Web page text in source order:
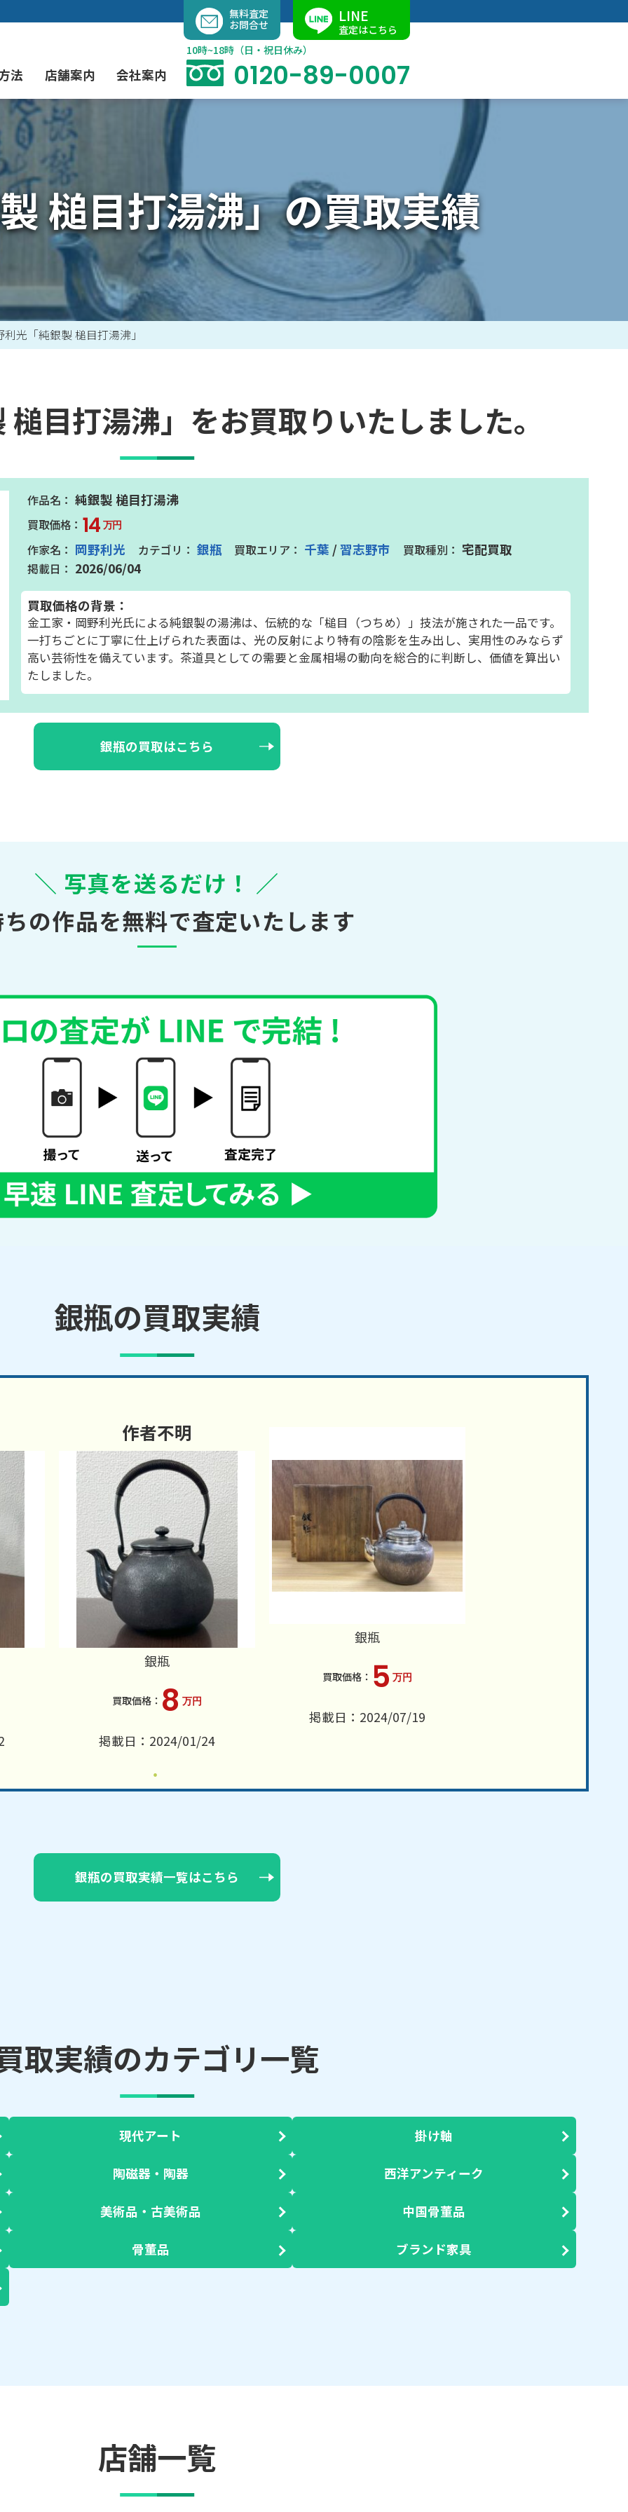
容
キ
ッ
よくあるご質問
instagram Facebook
現代アート買取
茶道具買取 陶磁器・陶器買取
彫刻・ブロンズ買取 美術品・古美術品買取
工芸品買取 ジュエリー・ウォッチ買取
法
出張買取（無料）
業者間オークション出品代行 催事買取
店舗案内
大阪店
会社案内
当社の特徴
無料査定
お問合せ
LINE
査定はこちら
10時~18時（日・祝日休み）
0120-89-0007
槌目打湯沸」の買取実績
利光「純銀製 槌目打湯沸」
目打湯沸」をお買取りいたしました。
純銀製 槌目打湯沸
14 万円
岡野利光 銀瓶 千葉 /習志野市
宅配買取
2026/06/04
買取価格の背景：
金工家・岡野利光氏による純銀製の湯沸は、伝統的な「槌目（つちめ）」技法が施された一品です。
一打ちごとに丁寧に仕上げられた表面は、光の反射により特有の陰影を生み出し、実用性のみならず
高い芸術性を備えています。茶道具としての需要と金属相場の動向を総合的に判断し、価値を算出い
たしました。
銀瓶の買取はこちら
＼ 写真を送るだけ！ ／
の作品を無料で査定いたします
銀瓶の買取実績
作者不明
銀瓶
8 万円
掲載日：2024/01/24
銀瓶
5 万円
掲載日：2024/07/19
銀瓶の買取実績一覧はこちら
取実績のカテゴリ一覧
現代アート 掛け軸
陶磁器・陶器 西洋アンティーク
美術品・古美術品 中国骨董品
骨董品 ブランド家具
店舗一覧